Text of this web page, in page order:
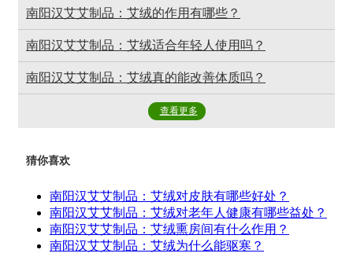
南阳汉艾艾制品：艾绒的作用有哪些？
南阳汉艾艾制品：艾绒适合年轻人使用吗？
南阳汉艾艾制品：艾绒真的能改善体质吗？
查看更多
猜你喜欢
南阳汉艾艾制品：艾绒对皮肤有哪些好处？
南阳汉艾艾制品：艾绒对老年人健康有哪些益处？
南阳汉艾艾制品：艾绒熏房间有什么作用？
南阳汉艾艾制品：艾绒为什么能驱寒？